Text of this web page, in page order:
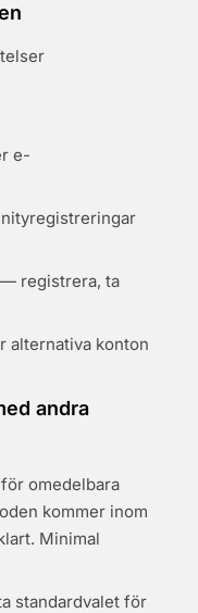
e-
registrera, ta
alternativa konton
andra
omedelbara
kommer inom
Minimal
standardvalet för